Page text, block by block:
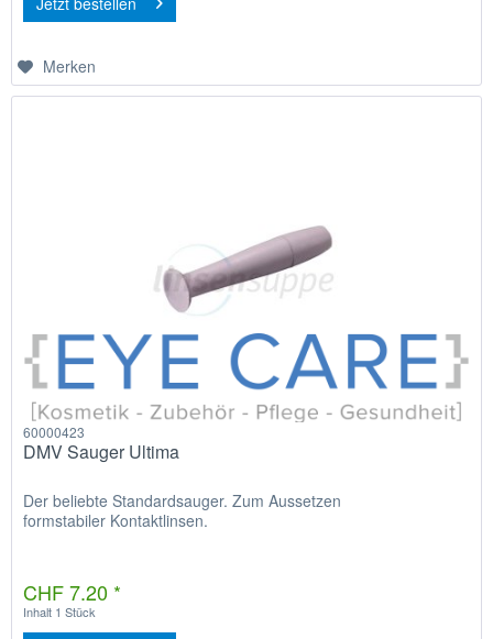
Merken
60000423
DMV Sauger Ultima
Der beliebte Standardsauger. Zum Aussetzen
formstabiler Kontaktlinsen.
CHF 7.20 *
Inhalt 1 Stück